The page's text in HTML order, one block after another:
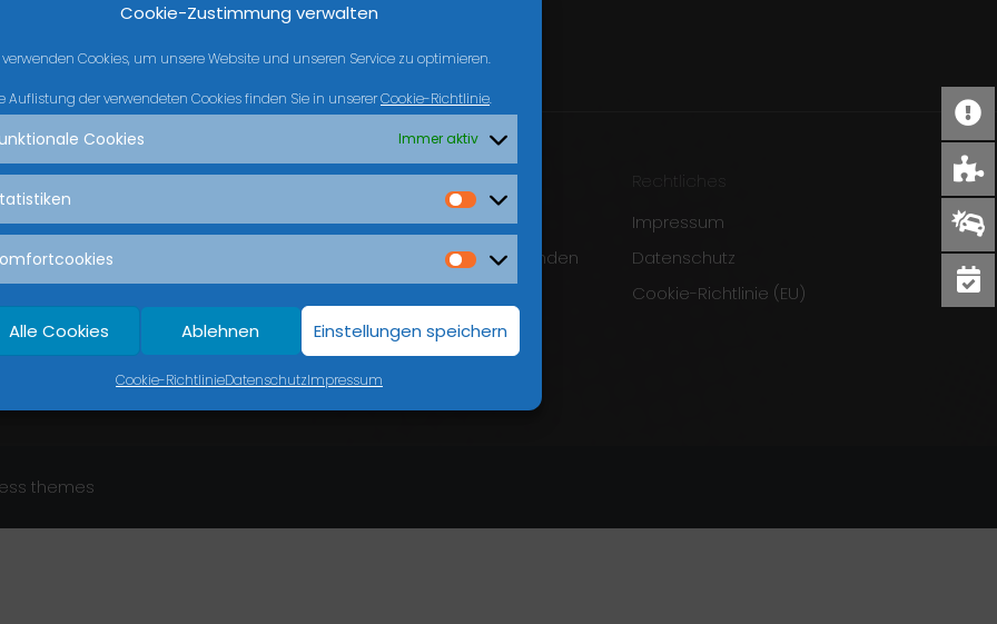
Cookie-Zustimmung verwalten
verwenden Cookies, um unsere Website und unseren Service zu optimieren.
Auflistung der verwendeten Cookies finden Sie in unsererCookie-Richtlinie.
Cookies Immer aktiv
Alle Cookies Ablehnen Einstellungen speichern
Cookie-RichtlinieDatenschutzImpressum
Uhr
Uhr
Beliebte Seiten
Aktuelle Deals
Termin buchen 7/24_nicht-verwenden
Fahrzeugbewertung & Ankauf
Rechtliches
Impressum
Datenschutz
Cookie-Richtlinie (EU)
themes